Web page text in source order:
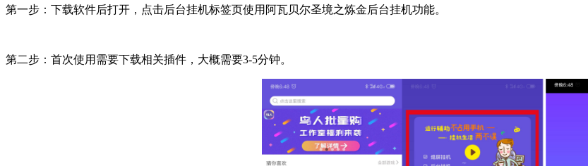
第一步：下载软件后打开，点击后台挂机标签页使用阿瓦贝尔圣境之炼金后台挂机功能。
第二步：首次使用需要下载相关插件，大概需要3-5分钟。